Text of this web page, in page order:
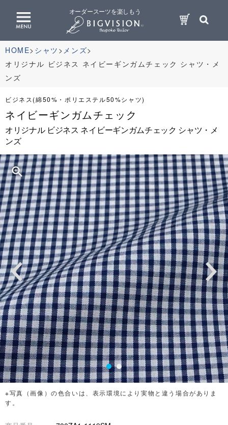
オーダースーツを楽しもう
HOME シャツ
メンズ
オリジナル ビジネス ネイビーギンガムチェック シャツ・メ
ンズ
ビジネス(綿50%・ポリエステル50%シャツ)
ネイビーギンガムチェック
オリジナル ビジネス ネイビーギンガムチェック シャツ・メ
ンズ
zoom_in
※写真（画像）の色合いは、表示環境により実物と違う場合がありま
す。